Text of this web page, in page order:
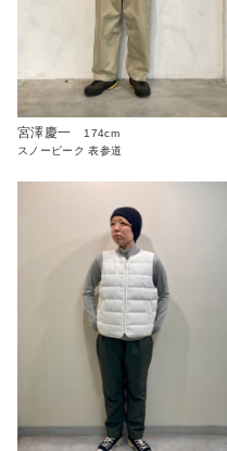
宮澤慶一
174cm
スノーピーク 表参道